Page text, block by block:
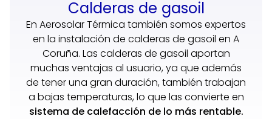
Calderas de gasoil
En Aerosolar Térmica también somos expertos
en la instalación de calderas de gasoil en A
Coruña. Las calderas de gasoil aportan
muchas ventajas al usuario, ya que además
de tener una gran duración, también trabajan
a bajas temperaturas, lo que las convierte en
sistema de calefacción de lo más rentable.